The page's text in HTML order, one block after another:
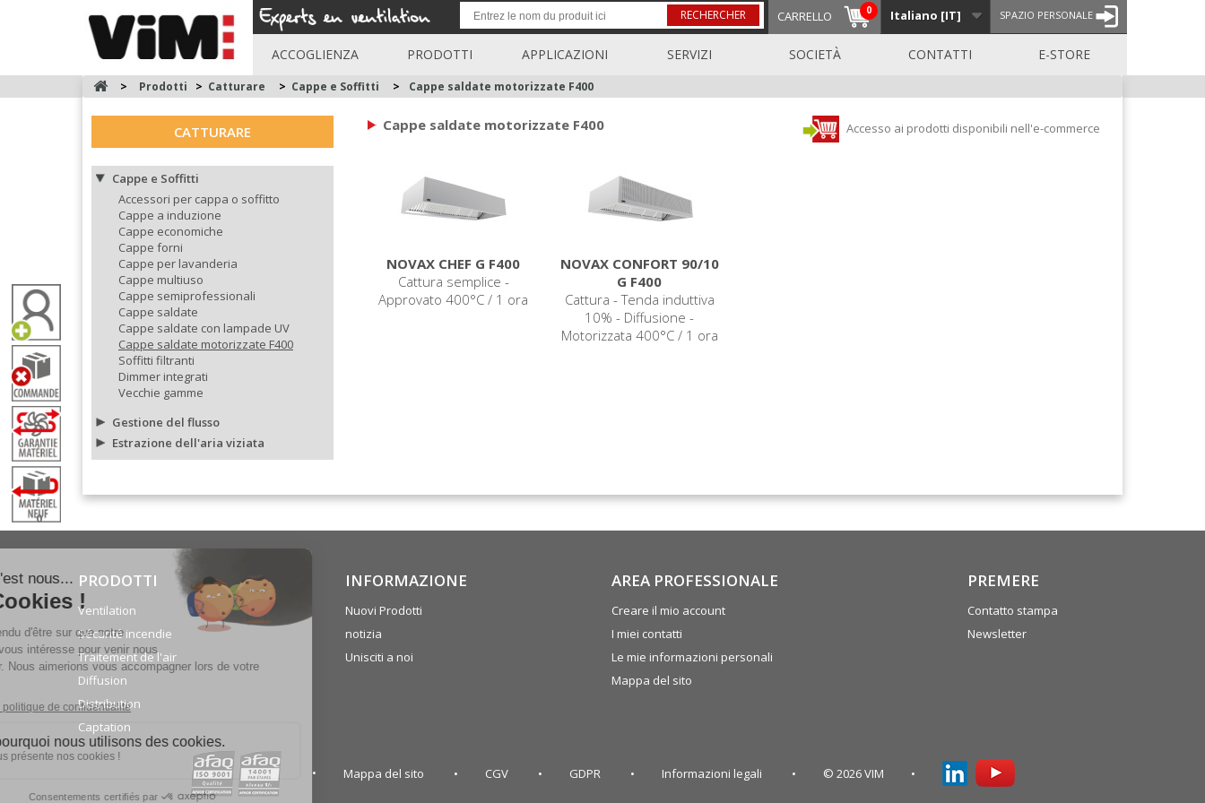
SPAZIO PERSONALE
Italiano [IT]
CARRELLO 0
RECHERCHER
ACCOGLIENZA PRODOTTI APPLICAZIONI SERVIZI SOCIETÀ CONTATTI E-STORE
0
> Prodotti > Catturare > Cappe e Soffitti > Cappe saldate motorizzate F400
CATTURARE
Cappe e Soffitti
Accessori per cappa o soffitto
Cappe a induzione
Cappe economiche
Cappe forni
Cappe per lavanderia
Cappe multiuso
Cappe semiprofessionali
Cappe saldate
Cappe saldate con lampade UV
Cappe saldate motorizzate F400
Soffitti filtranti
Dimmer integrati
Vecchie gamme
Gestione del flusso
Estrazione dell'aria viziata
Cappe saldate motorizzate F400 Accesso ai prodotti disponibili nell'e-commerce
NOVAX CHEF G F400
Cattura semplice -
Approvato 400°C / 1 ora
NOVAX CONFORT 90/10
G F400
Cattura - Tenda induttiva
10% - Diffusione -
Motorizzata 400°C / 1 ora
PRODOTTI
Ventilation
Sécurité incendie
Traitement de l'air
Diffusion
Distribution
Captation
INFORMAZIONE
Nuovi Prodotti
notizia
Unisciti a noi
AREA PROFESSIONALE
Creare il mio account
I miei contatti
Le mie informazioni personali
Mappa del sito
PREMERE
Contatto stampa
Newsletter
Mappa del sito CGV GDPR Informazioni legali © 2026 VIM